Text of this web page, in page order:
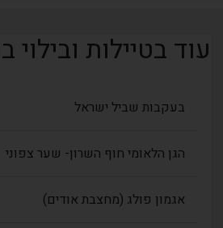
עוד בטיילות
בעקבות שביל ישראל
הגן הלאומי חוף השרון- שער צפוני
אגמון פולג (מחצבת אודים)